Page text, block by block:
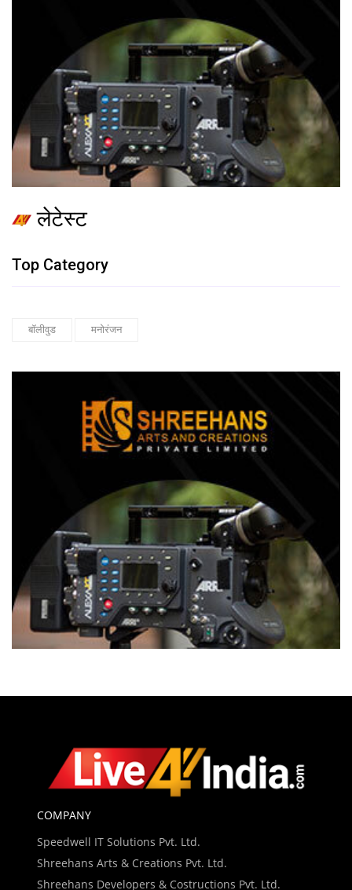
लेटेस्ट
Top Category
बॉलीवुड मनोरंजन
COMPANY
Speedwell IT Solutions Pvt. Ltd.
Shreehans Arts & Creations Pvt. Ltd.
Shreehans Developers & Costructions Pvt. Ltd.